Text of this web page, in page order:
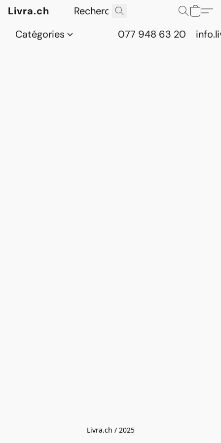
Livra.ch
Catégories
077 948 63 20
Livra.ch / 2025